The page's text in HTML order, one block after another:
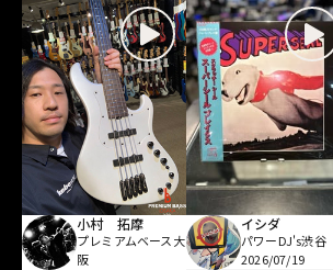
小村 拓摩
プレミアムベース大
阪
イシダ
パワーDJ's渋谷
2026/07/19